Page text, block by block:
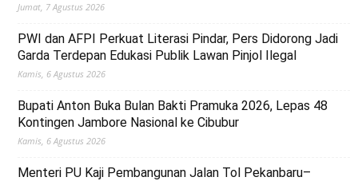
Jumat, 7 Agustus 2026
PWI dan AFPI Perkuat Literasi Pindar, Pers Didorong Jadi
Garda Terdepan Edukasi Publik Lawan Pinjol Ilegal
Kamis, 6 Agustus 2026
Bupati Anton Buka Bulan Bakti Pramuka 2026, Lepas 48
Kontingen Jambore Nasional ke Cibubur
Kamis, 6 Agustus 2026
Menteri PU Kaji Pembangunan Jalan Tol Pekanbaru–